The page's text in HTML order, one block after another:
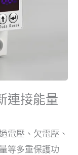
連接能量
電壓、欠電壓、
等多重保護功